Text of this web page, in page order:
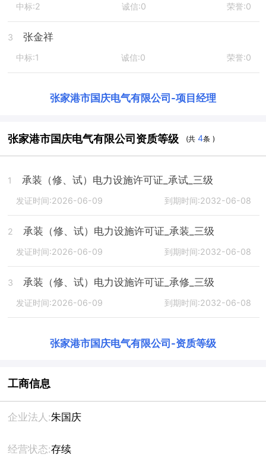
中标:2 诚信:0 荣誉:0
3 张金祥
中标:1 诚信:0 荣誉:0
张家港市国庆电气有限公司 -项目经理
张家港市国庆电气有限公司资质等级 (共4条 )
1 承装（修、试）电力设施许可证_承试_三级
发证时间:2026-06-09 到期时间:2032-06-08
2 承装（修、试）电力设施许可证_承装_三级
发证时间:2026-06-09 到期时间:2032-06-08
3 承装（修、试）电力设施许可证_承修_三级
发证时间:2026-06-09 到期时间:2032-06-08
张家港市国庆电气有限公司 -资质等级
工商信息
企业法人:朱国庆
经营状态:存续